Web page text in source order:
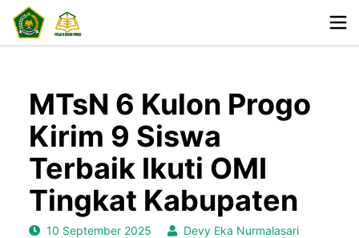
MTsN 6 Kulon Progo
Kirim 9 Siswa
Terbaik Ikuti OMI
Tingkat Kabupaten
10 September 2025
Devy Eka Nurmalasari